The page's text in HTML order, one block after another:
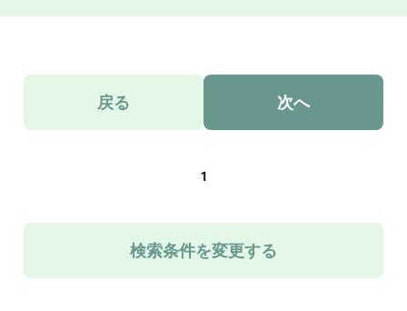
戻る 次へ
1
検索条件を変更する